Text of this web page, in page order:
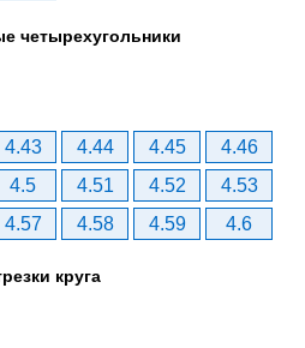
четырехугольники
4.43 4.44 4.45
4.46
4.5 4.51 4.52
4.53
4.57 4.58 4.59 4.6
круга